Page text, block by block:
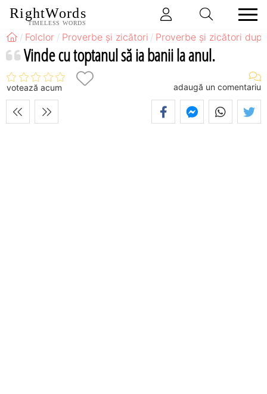
RightWords
TIMELESS WORDS
Folclor Proverbe și zicători Proverbe și zicători
Vinde cu toptanul să ia banii la anul.
votează acum adaugă un comentariu